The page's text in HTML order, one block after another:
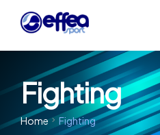
Fighting
Home Fighting